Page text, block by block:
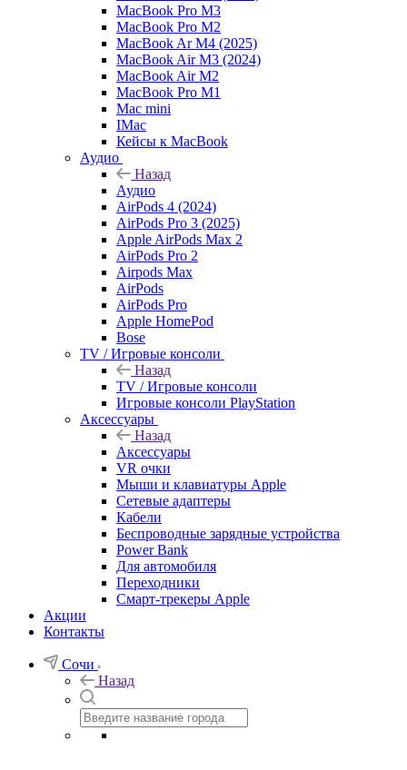
MacBook Pro M3
MacBook Pro M2
MacBook Ar M4 (2025)
MacBook Air M3 (2024)
MacBook Air M2
MacBook Pro M1
Mac mini
IMac
Кейсы к MacBook
Аудио
Назад
Аудио
AirPods 4 (2024)
AirPods Pro 3 (2025)
Apple AirPods Max 2
AirPods Pro 2
Airpods Max
AirPods
AirPods Pro
Apple HomePod
Bose
TV / Игровые консоли
Назад
TV / Игровые консоли
Игровые консоли PlayStation
Аксессуары
Назад
Аксессуары
VR очки
Мыши и клавиатуры Apple
Сетевые адаптеры
Кабели
Беспроводные зарядные устройства
Power Bank
Для автомобиля
Переходники
Смарт-трекеры Apple
Акции
Контакты
Сочи
Назад